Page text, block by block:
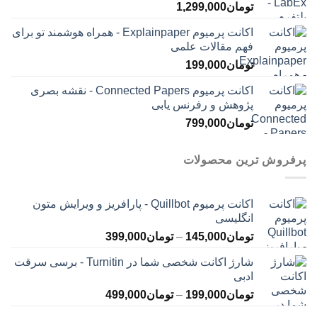
تومان1,299,000
اکانت پرمیوم Explainpaper - همراه هوشمند تو برای
فهم مقالات علمی
تومان199,000
اکانت پرمیوم Connected Papers - نقشه بصری
پژوهش و رفرنس یابی
تومان799,000
پرفروش ترین محصولات
اکانت پرمیوم Quillbot - پارافریز و ویرایش متون
انگلیسی
تومان145,000
– تومان399,000محدوده
تومان145,000
تومان399,000
شارژ اکانت شخصی شما در Turnitin - برسی سرقت
ادبی
تومان199,000
– تومان499,000محدوده